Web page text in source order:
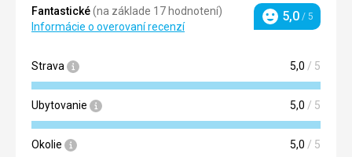
Fantastické(na základe 17 hodnotení)
Informácie o overovaní recenzí
Hodnotenie
5,0 / 5
Strava 5,0 / 5
Ubytovanie 5,0 / 5
Okolie 5,0 / 5